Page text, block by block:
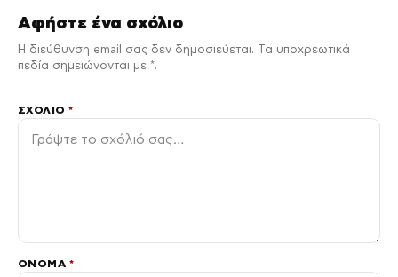
Αφήστε ένα σχόλιο
Η διεύθυνση email σας δεν δημοσιεύεται. Τα υποχρεωτικά
πεδία σημειώνονται με *.
ΣΧΌΛΙΟ*
ΌΝΟΜΑ *